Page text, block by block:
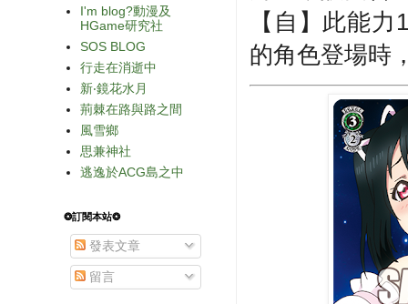
【自】此能
的角色登場時
I'm blog?動漫及
HGame研究社
SOS BLOG
行走在消逝中
新‧鏡花水月
荊棘在路與路之間
風雪鄉
思兼神社
逃逸於ACG島之中
❂訂閱本站❂
發表文章
留言